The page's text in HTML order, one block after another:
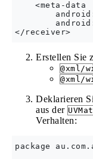
    <meta-data
Erstellen Sie
@xml/
@xml/
Deklarieren
aus der
Verhalten:
package